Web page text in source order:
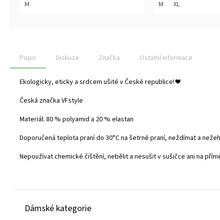
5
M
5
M XL
Popis Diskuze Značka Ostatní informace
Ekologicky, eticky a srdcem ušité v České republice! ❤️
Česká značka VFstyle
Materiál: 80 % polyamid a 20 % elastan
Doporučená teplota praní do 30°C na šetrné praní, neždímat a
Nepoužívat chemické čištění, nebělit a nesušit v sušičce ani na
Dámské kategorie